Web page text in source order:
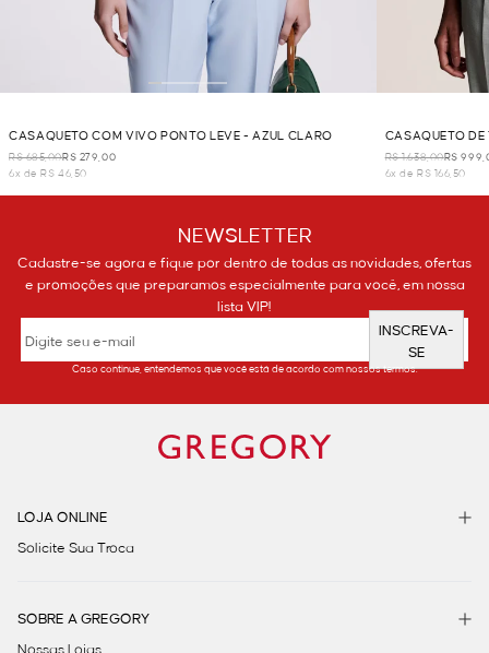
CASAQUETO COM VIVO PONTO LEVE - AZUL CLARO
R$ 685,00R$ 279,00
6x de R$ 46,50
CASAQUETO DE
R$ 1.638,00R$
6x de R$ 166,50
NEWSLETTER
Cadastre-se agora e fique por dentro de todas as novidades, ofertas
e promoções que preparamos especialmente para você, em nossa
lista VIP!
INSCREVA-
SE
Caso continue, entendemos que você está de acordo com nossos termos.
LOJA ONLINE
Solicite Sua Troca
SOBRE A GREGORY